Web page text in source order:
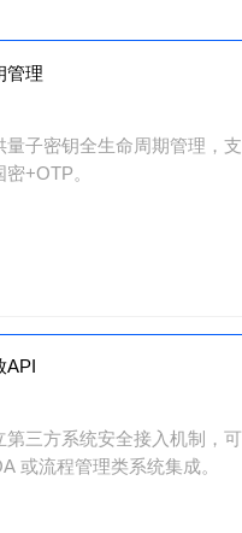
管理
量子密钥全生命周期管理，支
密+OTP。
API
第三方系统安全接入机制，可
或流程管理类系统集成。